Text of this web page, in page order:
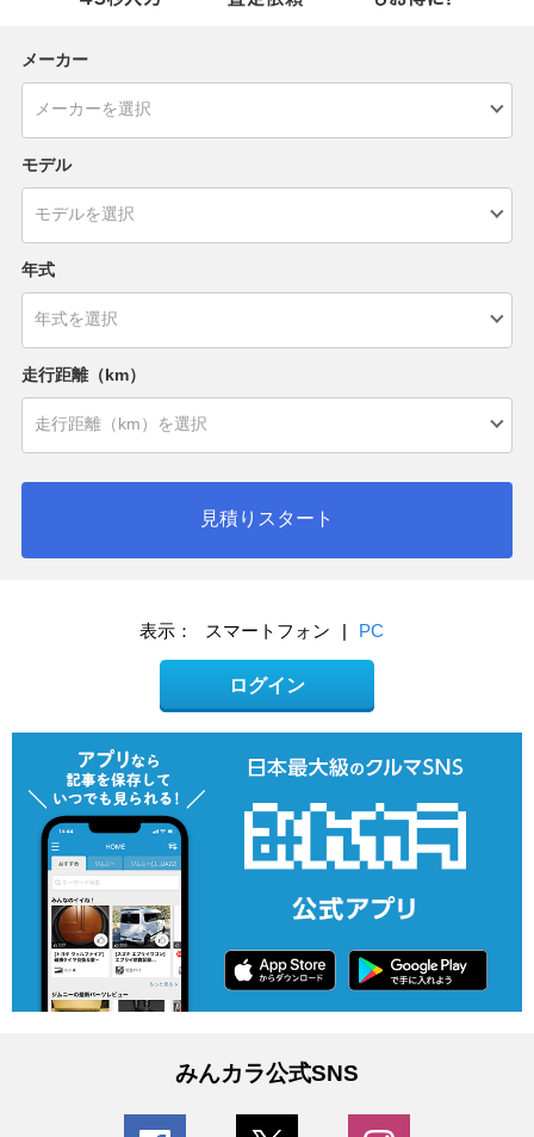
メーカー
モデル
年式
走行距離（km）
見積りスタート
表示： スマートフォン | PC
ログイン
みんカラ公式SNS